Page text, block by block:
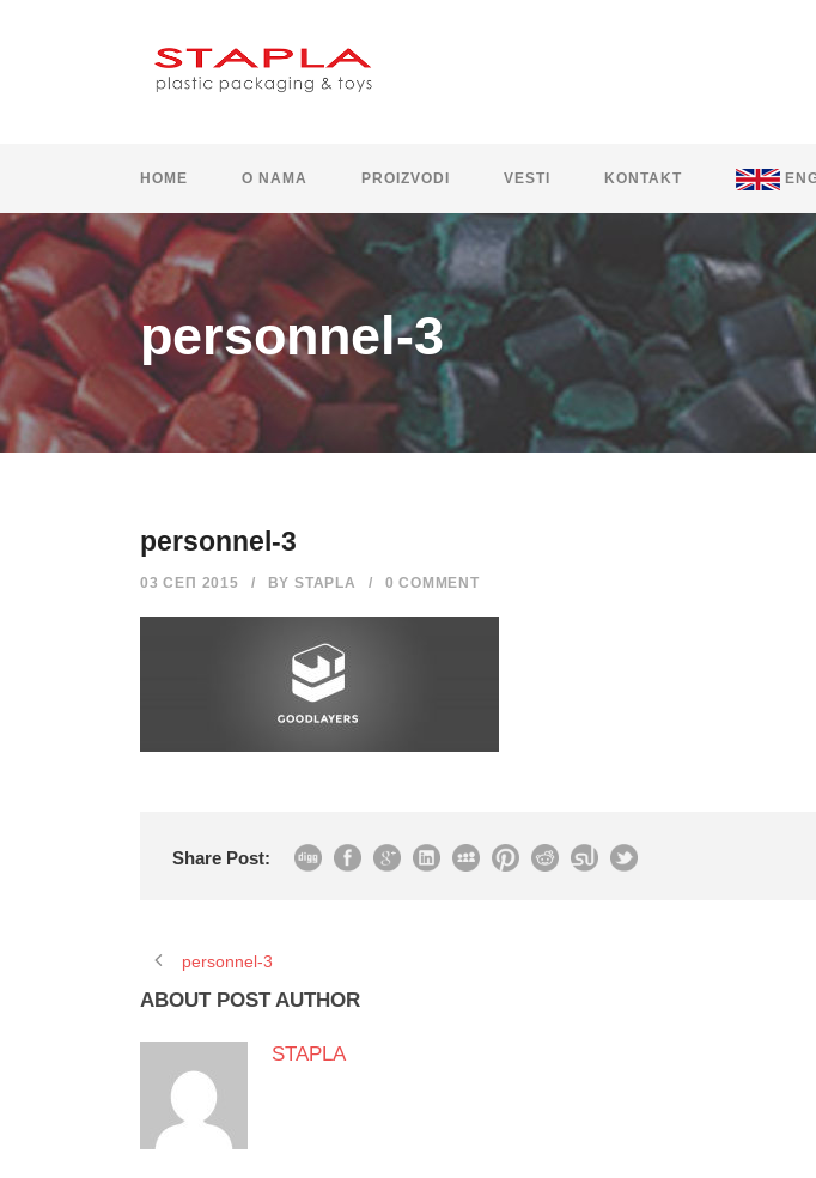
HOME O NAMA PROIZVODI VESTI KONTAKT
personnel-3
personnel-3
03 СЕП 2015 / BYSTAPLA / 0 COMMENT
Share Post:
personnel-3
ABOUT POST AUTHOR
STAPLA